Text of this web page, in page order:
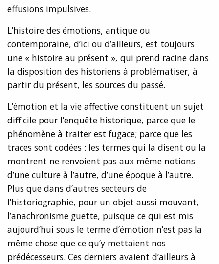
effusions impulsives.
L’histoire des émotions, antique ou
contemporaine, d’ici ou d’ailleurs, est toujours
une « histoire au présent », qui prend racine dans
la disposition des historiens à problématiser, à
partir du présent, les sources du passé.
L’émotion et la vie affective constituent un sujet
difficile pour l’enquête historique, parce que le
phénomène à traiter est fugace; parce que les
traces sont codées : les termes qui la disent ou la
montrent ne renvoient pas aux même notions
d’une culture à l’autre, d’une époque à l’autre.
Plus que dans d’autres secteurs de
l’historiographie, pour un objet aussi mouvant,
l’anachronisme guette, puisque ce qui est mis
aujourd’hui sous le terme d’émotion n’est pas la
même chose que ce qu’y mettaient nos
prédécesseurs. Ces derniers avaient d’ailleurs à